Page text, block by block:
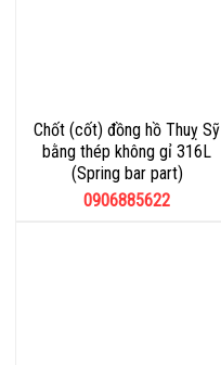
Chốt (cốt) đồng hồ Thuỵ Sỹ
bằng thép không gỉ 316L
(Spring bar part)
0906885622